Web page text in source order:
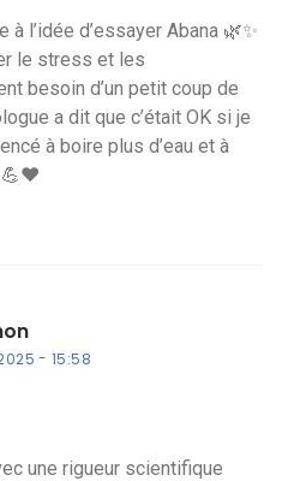
l’idée d’essayer Abana 🌿✨
le stress et les
besoin d’un petit coup de
a dit que c’était OK si je
à boire plus d’eau et à
💪❤️
15:58
une rigueur scientifique